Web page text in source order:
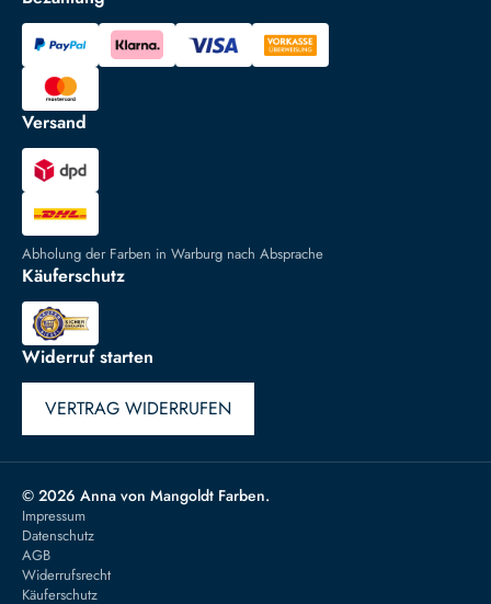
Versand
Abholung der Farben in Warburg nach Absprache
Käuferschutz
Widerruf starten
VERTRAG WIDERRUFEN
© 2026 Anna von Mangoldt Farben.
Impressum
Datenschutz
AGB
Widerrufsrecht
Käuferschutz